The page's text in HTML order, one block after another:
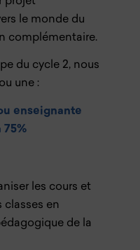
le monde du
complémentaire.
du cycle 2, nous
une :
enseignante
75%
les cours et
classes en
de la